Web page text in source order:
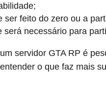
ser feito do zero ou a
será necessário para
servidor GTA RP é
o que faz mais